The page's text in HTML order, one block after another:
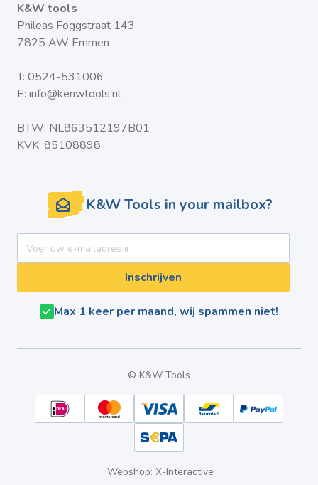
K&W tools
Phileas Foggstraat 143
7825 AW Emmen
T: 0524-531006
E: info@kenwtools.nl
BTW: NL863512197B01
KVK: 85108898
K&W Tools in your mailbox?
Inschrijven
Max 1 keer per maand, wij spammen niet!
© K&W Tools
Webshop: X-Interactive